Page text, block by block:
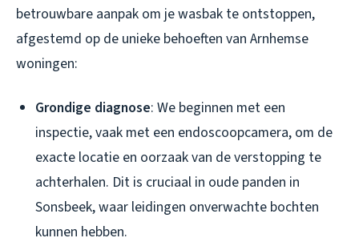
betrouwbare aanpak om je wasbak te ontstoppen,
afgestemd op de unieke behoeften van Arnhemse
woningen:
Grondige diagnose: We beginnen met een
inspectie, vaak met een endoscoopcamera, om de
exacte locatie en oorzaak van de verstopping te
achterhalen. Dit is cruciaal in oude panden in
Sonsbeek, waar leidingen onverwachte bochten
kunnen hebben.